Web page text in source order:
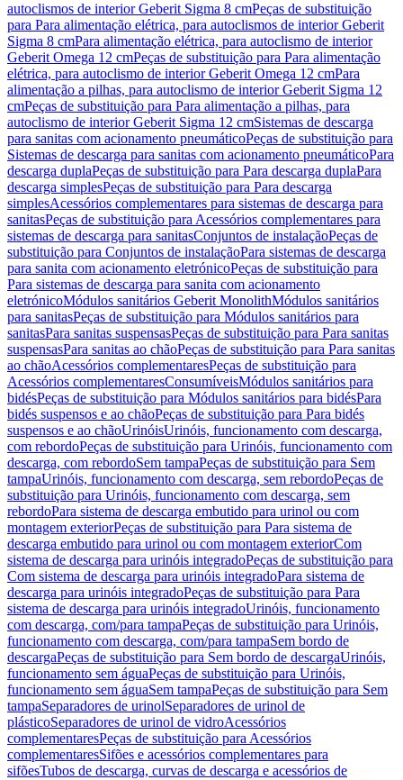
autoclismos de interior Geberit Sigma 8 cmPeças de substituição
para Para alimentação elétrica, para autoclismos de interior Geberit
Sigma 8 cmPara alimentação elétrica, para autoclismo de interior
Geberit Omega 12 cmPeças de substituição para Para alimentação
elétrica, para autoclismo de interior Geberit Omega 12 cmPara
alimentação a pilhas, para autoclismo de interior Geberit Sigma 12
cmPeças de substituição para Para alimentação a pilhas, para
autoclismo de interior Geberit Sigma 12 cmSistemas de descarga
para sanitas com acionamento pneumáticoPeças de substituição para
Sistemas de descarga para sanitas com acionamento pneumáticoPara
descarga duplaPeças de substituição para Para descarga duplaPara
descarga simplesPeças de substituição para Para descarga
simplesAcessórios complementares para sistemas de descarga para
sanitasPeças de substituição para Acessórios complementares para
sistemas de descarga para sanitasConjuntos de instalaçãoPeças de
substituição para Conjuntos de instalaçãoPara sistemas de descarga
para sanita com acionamento eletrónicoPeças de substituição para
Para sistemas de descarga para sanita com acionamento
eletrónicoMódulos sanitários Geberit MonolithMódulos sanitários
para sanitasPeças de substituição para Módulos sanitários para
sanitasPara sanitas suspensasPeças de substituição para Para sanitas
suspensasPara sanitas ao chãoPeças de substituição para Para sanitas
ao chãoAcessórios complementaresPeças de substituição para
Acessórios complementaresConsumíveisMódulos sanitários para
bidésPeças de substituição para Módulos sanitários para bidésPara
bidés suspensos e ao chãoPeças de substituição para Para bidés
suspensos e ao chãoUrinóisUrinóis, funcionamento com descarga,
com rebordoPeças de substituição para Urinóis, funcionamento com
descarga, com rebordoSem tampaPeças de substituição para Sem
tampaUrinóis, funcionamento com descarga, sem rebordoPeças de
substituição para Urinóis, funcionamento com descarga, sem
rebordoPara sistema de descarga embutido para urinol ou com
montagem exteriorPeças de substituição para Para sistema de
descarga embutido para urinol ou com montagem exteriorCom
sistema de descarga para urinóis integradoPeças de substituição para
Com sistema de descarga para urinóis integradoPara sistema de
descarga para urinóis integradoPeças de substituição para Para
sistema de descarga para urinóis integradoUrinóis, funcionamento
com descarga, com/para tampaPeças de substituição para Urinóis,
funcionamento com descarga, com/para tampaSem bordo de
descargaPeças de substituição para Sem bordo de descargaUrinóis,
funcionamento sem águaPeças de substituição para Urinóis,
funcionamento sem águaSem tampaPeças de substituição para Sem
tampaSeparadores de urinolSeparadores de urinol de
plásticoSeparadores de urinol de vidroAcessórios
complementaresPeças de substituição para Acessórios
complementaresSifões e acessórios complementares para
sifõesTubos de descarga, curvas de descarga e acessórios de